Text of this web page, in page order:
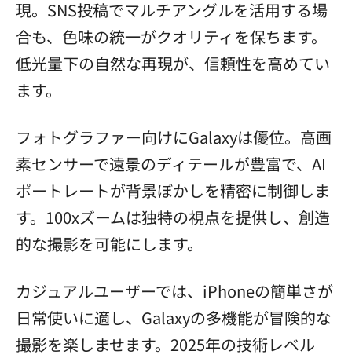
現。SNS投稿でマルチアングルを活用する場
合も、色味の統一がクオリティを保ちます。
低光量下の自然な再現が、信頼性を高めてい
ます。
フォトグラファー向けにGalaxyは優位。高画
素センサーで遠景のディテールが豊富で、AI
ポートレートが背景ぼかしを精密に制御しま
す。100xズームは独特の視点を提供し、創造
的な撮影を可能にします。
カジュアルユーザーでは、iPhoneの簡単さが
日常使いに適し、Galaxyの多機能が冒険的な
撮影を楽しませます。2025年の技術レベル